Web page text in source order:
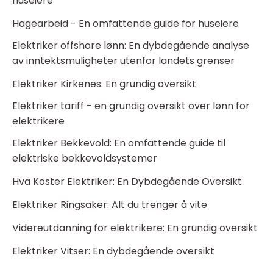
Hagearbeid - En omfattende guide for huseiere
Elektriker offshore lønn: En dybdegående analyse
av inntektsmuligheter utenfor landets grenser
Elektriker Kirkenes: En grundig oversikt
Elektriker tariff - en grundig oversikt over lønn for
elektrikere
Elektriker Bekkevold: En omfattende guide til
elektriske bekkevoldsystemer
Hva Koster Elektriker: En Dybdegående Oversikt
Elektriker Ringsaker: Alt du trenger å vite
Videreutdanning for elektrikere: En grundig oversikt
Elektriker Vitser: En dybdegående oversikt